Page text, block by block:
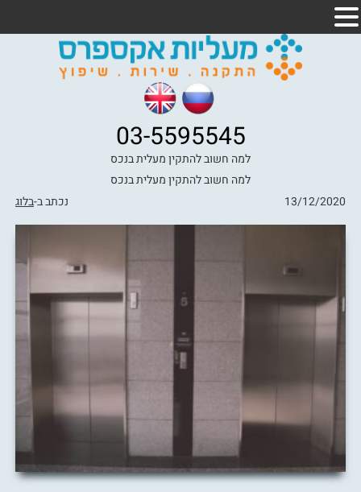
03-5595545
למה חשוב להתקין מעלית בנכס
למה חשוב להתקין מעלית בנכס
נכתב ב-בלוג 13/12/2020